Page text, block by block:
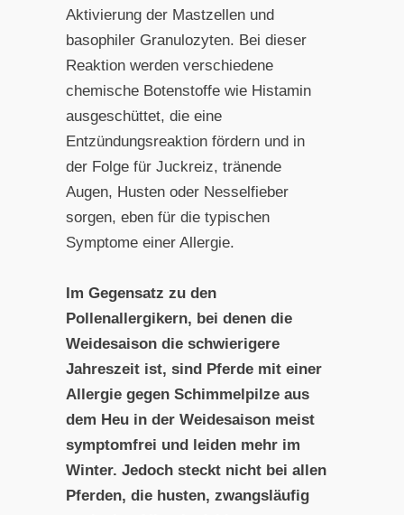
Aktivierung der Mastzellen und
basophiler Granulozyten. Bei dieser
Reaktion werden verschiedene
chemische Botenstoffe wie Histamin
ausgeschüttet, die eine
Entzündungsreaktion fördern und in
der Folge für Juckreiz, tränende
Augen, Husten oder Nesselfieber
sorgen, eben für die typischen
Symptome einer Allergie.
Im Gegensatz zu den
Pollenallergikern, bei denen die
Weidesaison die schwierigere
Jahreszeit ist, sind Pferde mit einer
Allergie gegen Schimmelpilze aus
dem Heu in der Weidesaison meist
symptomfrei und leiden mehr im
Winter. Jedoch steckt nicht bei allen
Pferden, die husten, zwangsläufig